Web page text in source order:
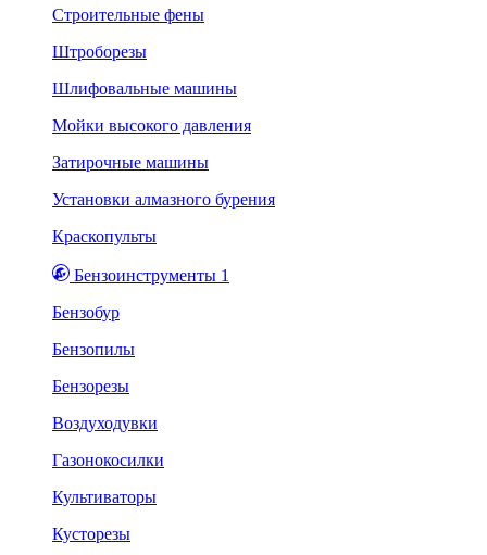
Строительные фены
Штроборезы
Шлифовальные машины
Мойки высокого давления
Затирочные машины
Установки алмазного бурения
Краскопульты
Бензоинструменты 1
Бензобур
Бензопилы
Бензорезы
Воздуходувки
Газонокосилки
Культиваторы
Кусторезы